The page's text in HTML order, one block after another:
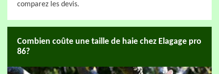
comparez les devis.
Combien coûte une taille de haie chez Elagage pro
86?